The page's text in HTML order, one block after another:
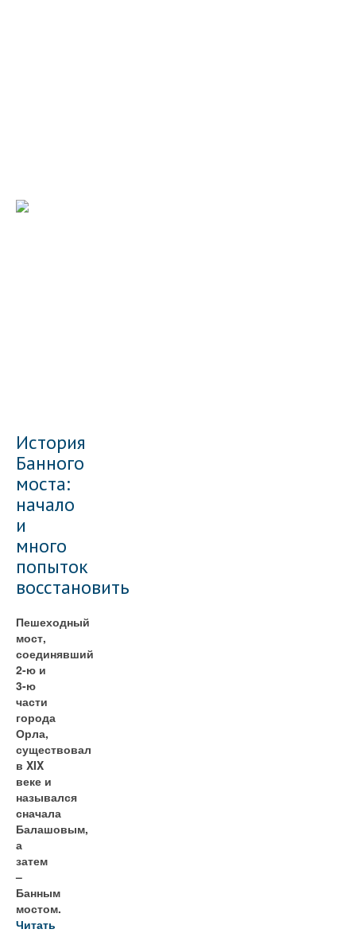
История
Банного
моста:
начало
и
много
попыток
восстановить
Пешеходный
мост,
соединявший
2-ю и
3-ю
части
города
Орла,
существовал
в XIX
веке и
назывался
сначала
Балашовым,
а
затем
–
Банным
мостом.
Читать